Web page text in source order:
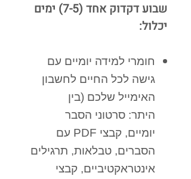
שבוע דקדוק אחד (7-5) ימים
יכלול:
חומרי למידה יומיים עם
גישה לכל החיים לחשבון
האימייל שלכם (בין
היתר: סרטוני הסבר
יומיים, קבצי PDF
עם
הסברים, טבלאות, תרגילים
אינטראקטיביים, קבצי